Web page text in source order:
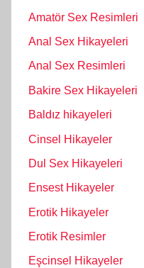
Amatör Sex Resimleri
Anal Sex Hikayeleri
Anal Sex Resimleri
Bakire Sex Hikayeleri
Baldız hikayeleri
Cinsel Hikayeler
Dul Sex Hikayeleri
Ensest Hikayeler
Erotik Hikayeler
Erotik Resimler
Eşcinsel Hikayeler